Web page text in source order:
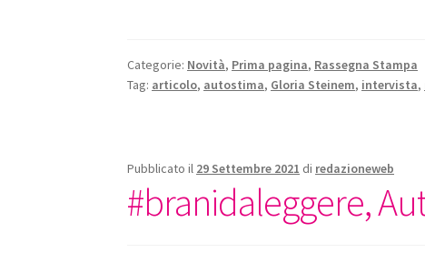
Categorie: Novità, Prima pagina, Rassegna Stampa
Tag: articolo, autostima, Gloria Steinem, intervista,
Pubblicato il 29 Settembre 2021 di redazioneweb
#branidaleggere,